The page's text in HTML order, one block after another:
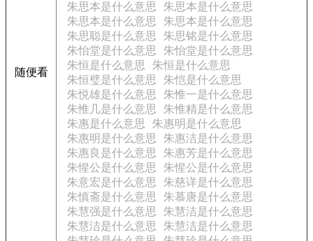
随便看
朱思本是什么意思
朱思本是什么意思
朱思本是什么意思
朱思本是什么意思
朱思聪是什么意思
朱思铭是什么意思
朱怡堂是什么意思
朱怡堂是什么意思
朱恒是什么意思
朱恒是什么意思
朱恒璧是什么意思
朱恺是什么意思
朱悦雄是什么意思
朱惟一是什么意思
朱惟几是什么意思
朱惟精是什么意思
朱惠是什么意思
朱惠明是什么意思
朱惠明是什么意思
朱惠洁是什么意思
朱惠良是什么意思
朱惠芳是什么意思
朱惺公是什么意思
朱惺公是什么意思
朱意宏是什么意思
朱慈详是什么意思
朱慎斋是什么意思
朱慕唐是什么意思
朱慧强是什么意思
朱慧洁是什么意思
朱慧洁是什么意思
朱慧洁是什么意思